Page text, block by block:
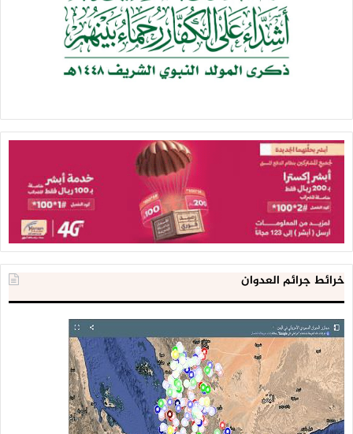
خرائط جرائم العدوان